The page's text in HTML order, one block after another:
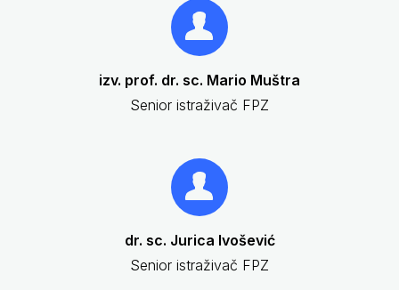
izv. prof. dr. sc. Mario Muštra
Senior istraživač FPZ
dr. sc. Jurica Ivošević
Senior istraživač FPZ